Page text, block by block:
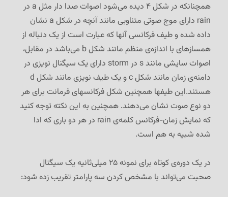
همچنانکه در شکل ۴ دیده می‌شود اصوات صدا دار مثل a در
rain دارای موج صوتی متناوبی مانند آنچه در شکل a نشان
داده شده و طیف فرکانسی آنها که عبارت است از یک دنباله از
همسازهای با اندازه‌ی منظم مانند شکل b می‌باشد در مقابل،
اصوات سایشی مانند s در storm دارای یک سیگنال نویزی در
دامنه‌ی زمان مانند شکل c و یک طیف نویزی مانند شکل d
هستند.این طیفها همچنین شکل فرکانسهای فرمانت برای هر
دو نوع صوت نشان می‌دهند. همچنین به این نکته توجه کنید
که نمایش زمان-فرکانس کلمه‌ی rain در هر دو باری که ادا
شده شبیه به هم است.
در یک دوره‌ی کوتاه برای نمونه ۲۵ میلی‌ثانیه یک سیگنال
صحبت می‌تواند با مشخص کردن سه پارامتر تقریب زده شود: